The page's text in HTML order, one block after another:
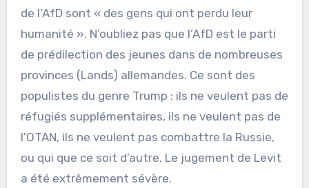
de l’AfD sont « des gens qui ont perdu leur
humanité ». N’oubliez pas que l’AfD est le parti
de prédilection des jeunes dans de nombreuses
provinces (Lands) allemandes. Ce sont des
populistes du genre Trump : ils ne veulent pas de
réfugiés supplémentaires, ils ne veulent pas de
l’OTAN, ils ne veulent pas combattre la Russie,
ou qui que ce soit d’autre. Le jugement de Levit
a été extrêmement sévère.